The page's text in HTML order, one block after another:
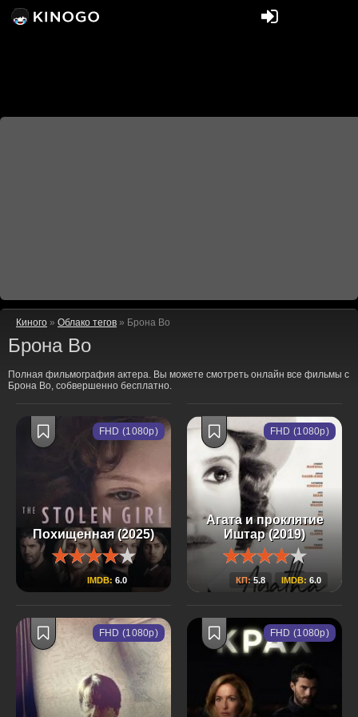
Киного » Облако тегов » Брона Во
Брона Во
Полная фильмография актера. Вы можете смотреть онлайн все фильмы с
Брона Во, собвершенно бесплатно.
Похищенная (2025)
IMDB: 6.0
FHD (1080p)
Агата и проклятие
Иштар (2019)
КП:5.8 IMDB: 6.0
FHD (1080p)
FHD (1080p) FHD (1080p)